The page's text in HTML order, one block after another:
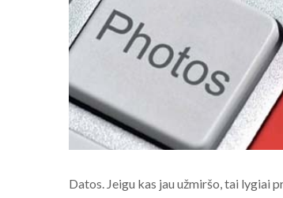
Datos. Jeigu kas jau užmiršo, tai lygiai